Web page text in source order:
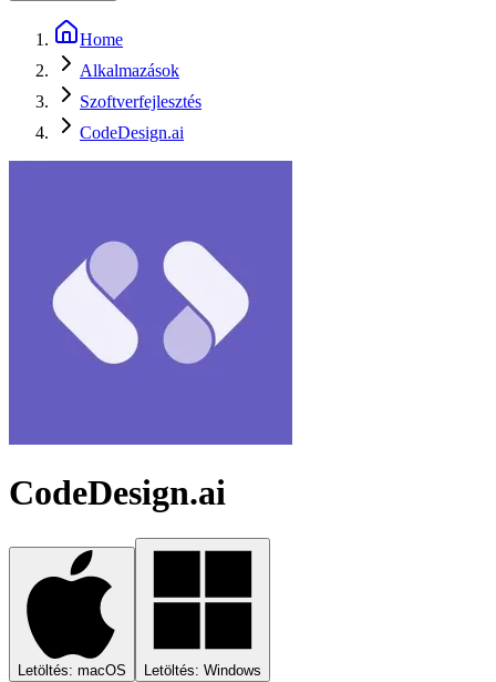
Home
Alkalmazások
Szoftverfejlesztés
CodeDesign.ai
CodeDesign.ai
Letöltés: macOS Letöltés: Windows